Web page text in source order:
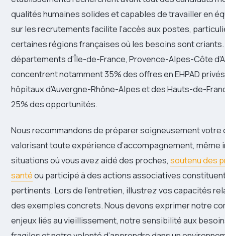
qualités humaines solides et capables de travailler en
sur les recrutements facilite l’accès aux postes,
certaines régions françaises où les besoins sont
départements d’Île-de-France, Provence-Alpes-Côte
concentrent notamment 35% des offres en EHPAD
hôpitaux d’Auvergne-Rhône-Alpes et des Hauts-de-
25% des opportunités.
Nous recommandons de préparer soigneusement votre
valorisant toute expérience d’accompagnement, même
situations où vous avez aidé des proches, soutenu des
santéou participé à des actions associatives
pertinents. Lors de l’entretien, illustrez vos capacités
des exemples concrets. Nous devons exprimer notre
enjeux liés au vieillissement, notre sensibilité aux